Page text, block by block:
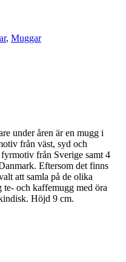
, Muggar
under åren är en mugg i
från väst, syd och
från Sverige samt 4
Eftersom det finns
att samla på de olika
och kaffemugg med öra
Höjd 9 cm.